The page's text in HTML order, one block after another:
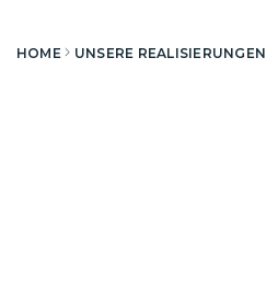
HOME UNSERE REALISIERUNGEN